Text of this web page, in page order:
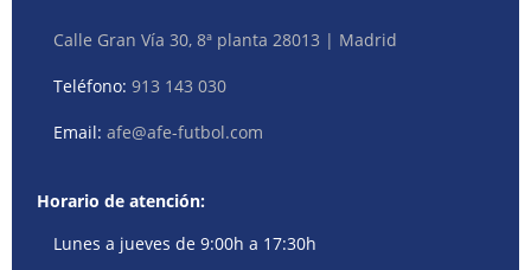
Calle Gran Vía 30, 8ª planta 28013 | Madrid
Teléfono:913 143 030
Email:afe@afe-futbol.com
Horario de atención:
Lunes a jueves de 9:00h a 17:30h